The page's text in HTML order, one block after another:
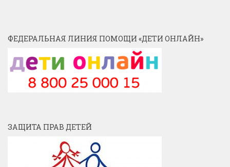
ФЕДЕРАЛЬНАЯ ЛИНИЯ ПОМОЩИ «ДЕТИ ОНЛАЙН»
ЗАЩИТА ПРАВ ДЕТЕЙ